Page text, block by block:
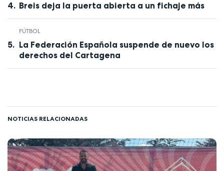
Breis deja la puerta abierta a un fichaje más
FÚTBOL
La Federación Española suspende de nuevo los
derechos del Cartagena
NOTICIAS RELACIONADAS